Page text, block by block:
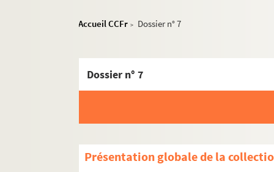
Accueil CCFr > Dossier n° 7
Dossier n° 7
Présentation globale de la